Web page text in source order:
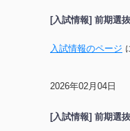
[入試情報] 前期選
入試情報のページ
2026年02月04日
[入試情報] 前期選